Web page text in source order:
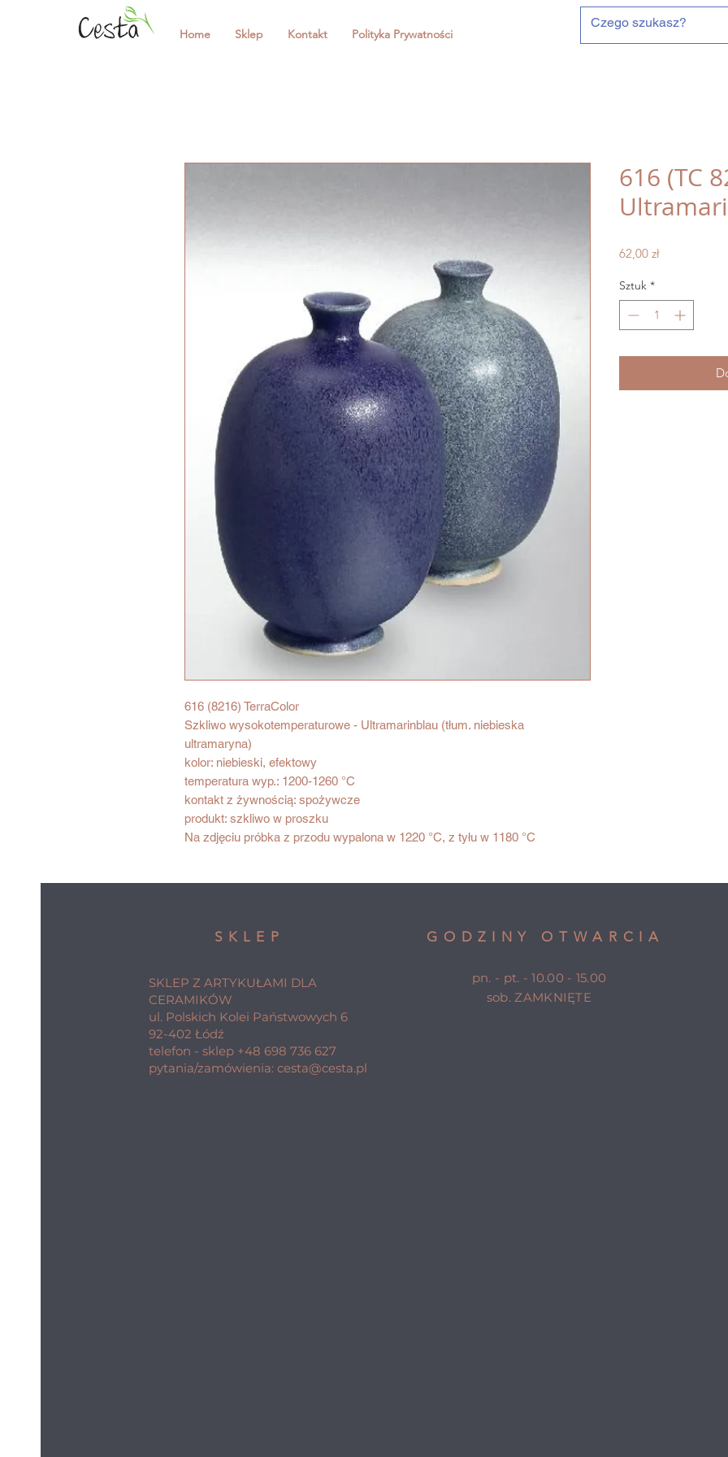
Home Sklep Kontakt Polityka Prywatności
616 (8216) TerraColor
Szkliwo wysokotemperaturowe - Ultramarinblau (tłum. niebieska
ultramaryna)
kolor: niebieski, efektowy
temperatura wyp.: 1200-1260 °C
kontakt z żywnością: spożywcze
produkt: szkliwo w proszku
Na zdjęciu próbka z przodu wypalona w 1220 °C, z tyłu w 1180 °C
616 (TC
62,00 złCena
Sztuk *
SKLEP
SKLEP Z ARTYKUŁAMI DLA
CERAMIKÓW
ul. Polskich Kolei Państwowych 6
92-402 Łódź
telefon - sklep +48 698 736 627
pytania/zamówienia: cesta@cesta.pl
GODZINY OTWARCIA
pn. - pt. - 10.00 - 15.00
sob. ZAMKNIĘTE